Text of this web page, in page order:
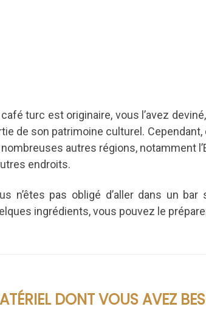
turc est originaire, vous l’avez
de son patrimoine culturel.
autres régions, notamment
endroits.
n’êtes pas obligé d’aller dans un
ingrédients, vous pouvez le
DONT VOUS AVEZ